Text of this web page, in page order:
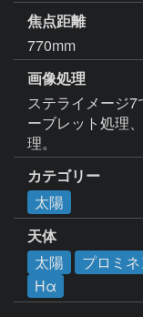
焦点距離
770mm
画像処理
ステライメージ
ーブレット処理
理。
カテゴリー
太陽
天体
太陽
プロミ
Hα